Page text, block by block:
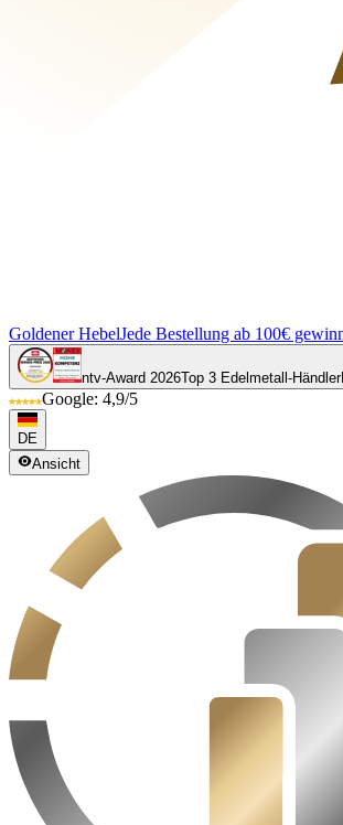
Goldener HebelJede Bestellung ab 100€
ntv-Award 2026Top 3 Edelmetall-Händler
Google: 4,9/5
DE
Ansicht